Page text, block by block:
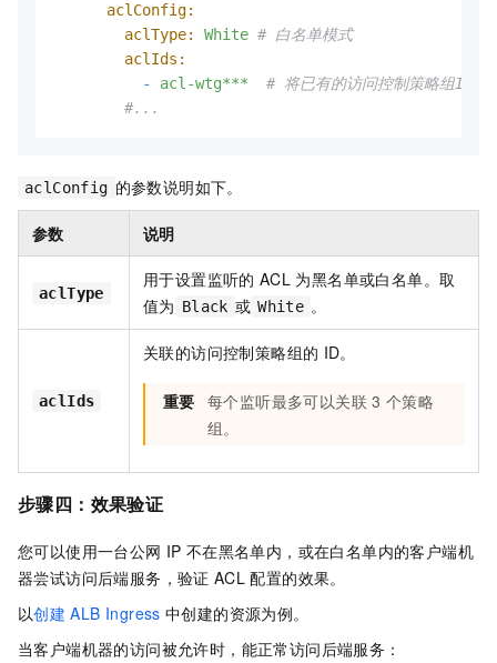
aclConfig:
aclType:
White # 白名单模式
aclIds:
-
acl-wtg***
# 将已有的访问控制策略组ID
#...
aclConfig 的参数说明如下。
参数 说明
aclType
用于设置监听的 ACL 为黑名单或白名单。取
值为 Black 或 White 。
aclIds
关联的访问控制策略组的 ID。
重要 每个监听最多可以关联 3 个策略
组。
步骤四：效果验证
您可以使用一台公网 IP 不在黑名单内，或在白名单内的客户端机
器尝试访问后端服务，验证 ACL 配置的效果。
以创建 ALB Ingress 中创建的资源为例。
当客户端机器的访问被允许时，能正常访问后端服务：